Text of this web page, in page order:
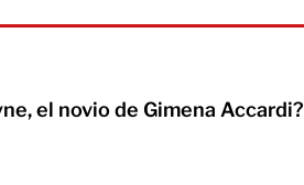
el novio de Gimena Accardi?